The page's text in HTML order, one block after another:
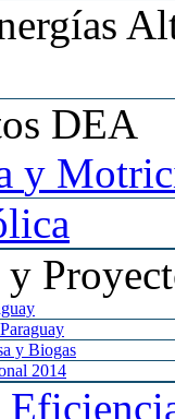
DEA
y
y
y Biogas
2014